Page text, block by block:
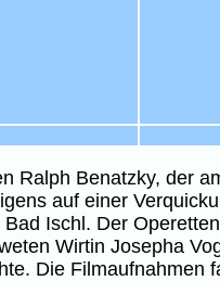
Ralph Benatzky, der
auf einer
Ischl. Der
Wirtin Josepha
Die Filmaufnahmen